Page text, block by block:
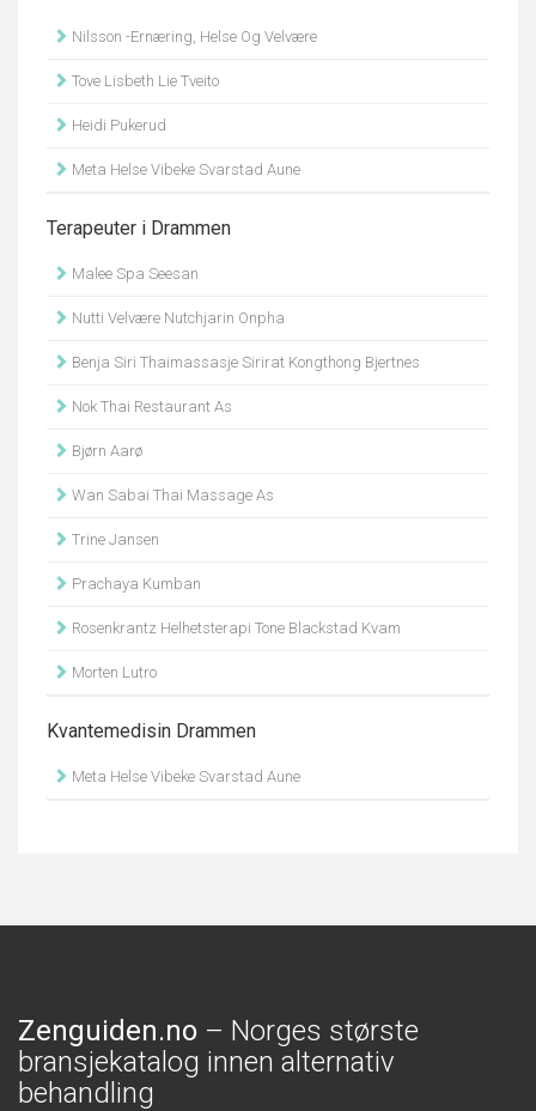
Nilsson -Ernæring, Helse Og Velvære
Tove Lisbeth Lie Tveito
Heidi Pukerud
Meta Helse Vibeke Svarstad Aune
Terapeuter i Drammen
Malee Spa Seesan
Nutti Velvære Nutchjarin Onpha
Benja Siri Thaimassasje Sirirat Kongthong Bjertnes
Nok Thai Restaurant As
Bjørn Aarø
Wan Sabai Thai Massage As
Trine Jansen
Prachaya Kumban
Rosenkrantz Helhetsterapi Tone Blackstad Kvam
Morten Lutro
Kvantemedisin Drammen
Meta Helse Vibeke Svarstad Aune
Zenguiden.no – Norges største
bransjekatalog innen alternativ
behandling